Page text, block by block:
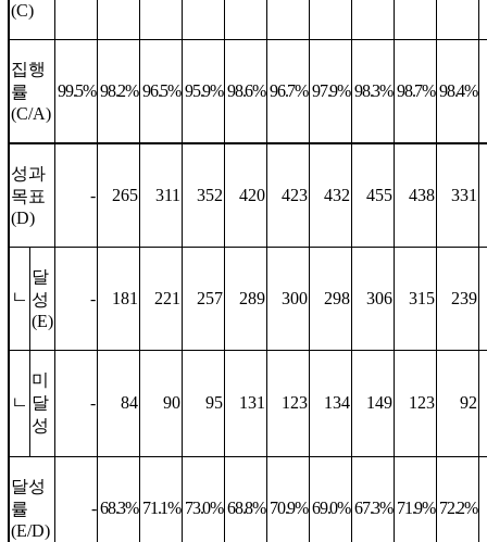
(C)
집행
률
(C/A)
99.5% 98.2% 96.5% 95.9% 98.6% 96.7% 97.9% 98.3% 98.7% 98.4%
성과
목표
(D)
- 265 311 352 420 423 432 455 438 331
ㄴ
달
성
(E)
- 181 221 257 289 300 298 306 315 239
ㄴ
미
달
성
- 84 90 95 131 123 134 149 123 92
달성
률
(E/D)
- 68.3% 71.1% 73.0% 68.8% 70.9% 69.0% 67.3% 71.9% 72.2%